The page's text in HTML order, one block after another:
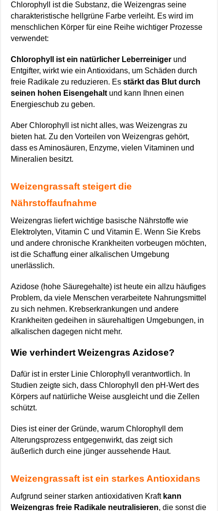
Chlorophyll ist die Substanz, die Weizengras seine
charakteristische hellgrüne Farbe verleiht. Es wird im
menschlichen Körper für eine Reihe wichtiger Prozesse
verwendet:
Chlorophyll ist ein natürlicher Leberreiniger und
Entgifter, wirkt wie ein Antioxidans, um Schäden durch
freie Radikale zu reduzieren. Esstärkt das Blut durch
seinen hohen Eisengehalt und kann Ihnen einen
Energieschub zu geben.
Aber Chlorophyll ist nicht alles, was Weizengras zu
bieten hat. Zu den Vorteilen von Weizengras gehört,
dass es Aminosäuren, Enzyme, vielen Vitaminen und
Mineralien besitzt.
Weizengrassaft steigert die
Nährstoffaufnahme
Weizengras liefert wichtige basische Nährstoffe wie
Elektrolyten, Vitamin C und Vitamin E. Wenn Sie Krebs
und andere chronische Krankheiten vorbeugen möchten,
ist die Schaffung einer alkalischen Umgebung
unerlässlich.
Azidose (hohe Säuregehalte) ist heute ein allzu häufiges
Problem, da viele Menschen verarbeitete Nahrungsmittel
zu sich nehmen. Krebserkrankungen und andere
Krankheiten gedeihen in säurehaltigen Umgebungen, in
alkalischen dagegen nicht mehr.
Wie verhindert Weizengras Azidose?
Dafür ist in erster Linie Chlorophyll verantwortlich. In
Studien zeigte sich, dass Chlorophyll den pH-Wert des
Körpers auf natürliche Weise ausgleicht und die Zellen
schützt.
Dies ist einer der Gründe, warum Chlorophyll dem
Alterungsprozess entgegenwirkt, das zeigt sich
äußerlich durch eine jünger aussehende Haut.
Weizengrassaft ist ein starkes Antioxidans
Aufgrund seiner starken antioxidativen Kraft kann
Weizengras freie Radikale neutralisieren, die sonst die